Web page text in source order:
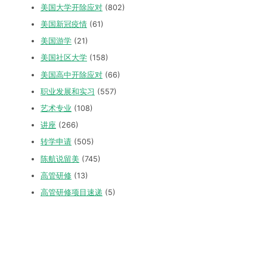
美国大学开除应对 (802)
美国新冠疫情 (61)
美国游学 (21)
美国社区大学 (158)
美国高中开除应对 (66)
职业发展和实习 (557)
艺术专业 (108)
讲座 (266)
转学申请 (505)
陈航说留美 (745)
高管研修 (13)
高管研修项目速递 (5)